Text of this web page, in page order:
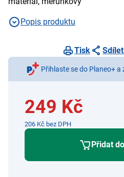
Popis produktu
Tisk
Přihlaste se do Planeo+ a
249 Kč
206 Kč bez DPH
Přidat